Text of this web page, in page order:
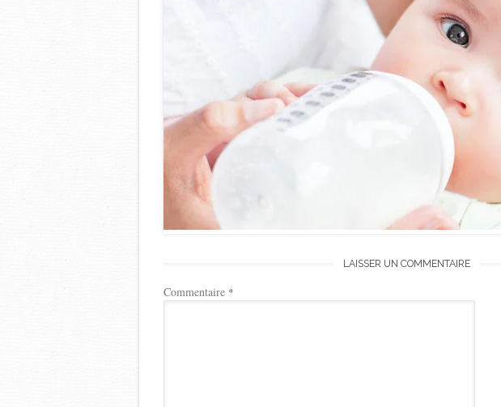
LAISSER UN COMMENTAIRE
Commentaire *